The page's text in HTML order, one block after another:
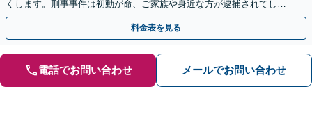
くします。刑事事件は初動が命、ご家族や身近な方が逮捕されてしま
ったら一刻も早くお電話ください。
料金表を見る
電話でお問い合わせ メールでお問い合わせ